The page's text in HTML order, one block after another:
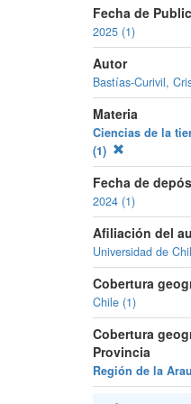
Fecha de
2025 (1)
Autor
Bastías-Curivil,
Materia
Ciencias de la
(1)
Fecha de
2024 (1)
Afiliación del
Universidad de
Cobertura
Chile (1)
Cobertura
Provincia
Región de la